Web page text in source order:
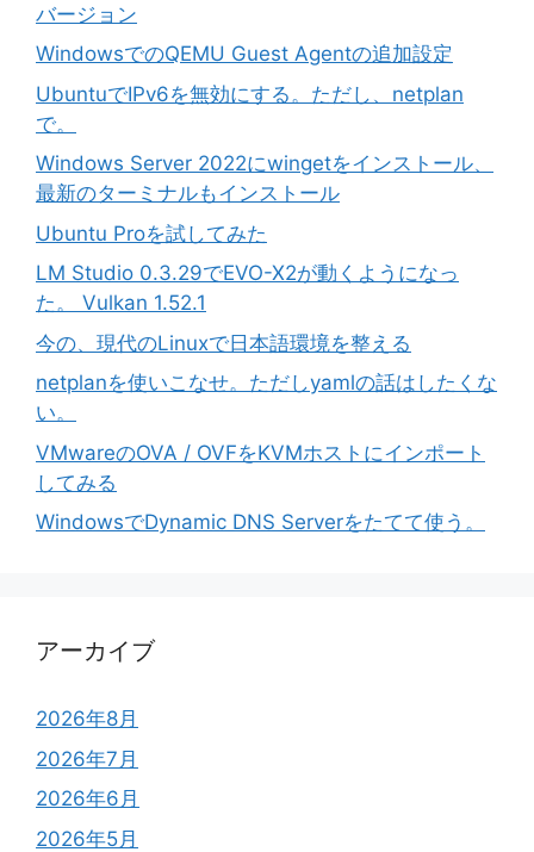
バージョン
WindowsでのQEMU Guest Agentの追加設定
UbuntuでIPv6を無効にする。ただし、netplan
で。
Windows Server 2022にwingetをインストール、
最新のターミナルもインストール
Ubuntu Proを試してみた
LM Studio 0.3.29でEVO-X2が動くようになっ
た。 Vulkan 1.52.1
今の、現代のLinuxで日本語環境を整える
netplanを使いこなせ。ただしyamlの話はしたくな
い。
VMwareのOVA / OVFをKVMホストにインポート
してみる
WindowsでDynamic DNS Serverをたてて使う。
アーカイブ
2026年8月
2026年7月
2026年6月
2026年5月